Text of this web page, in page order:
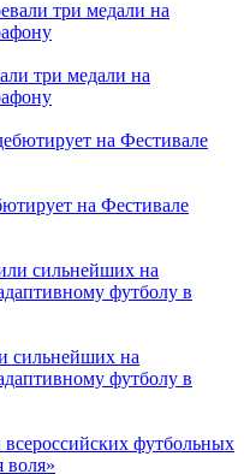
три медали на
на Фестивале
сильнейших на
футболу в